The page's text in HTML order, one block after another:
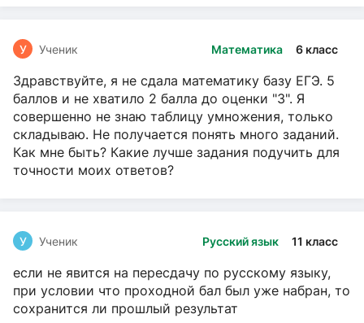
Математика 6 класс
У Ученик
Здравствуйте, я не сдала математику базу ЕГЭ. 5
баллов и не хватило 2 балла до оценки "3". Я
совершенно не знаю таблицу умножения, только
складываю. Не получается понять много заданий.
Как мне быть? Какие лучше задания подучить для
точности моих ответов?
Русский язык 11 класс
У Ученик
если не явится на пересдачу по русскому языку,
при условии что проходной бал был уже набран, то
сохранится ли прошлый результат